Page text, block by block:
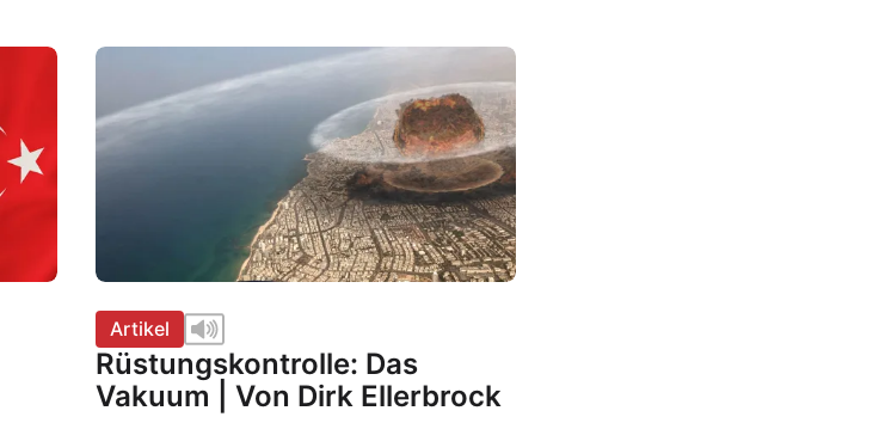
Artikel
Rüstungskontrolle: Das
Vakuum | Von Dirk Ellerbrock